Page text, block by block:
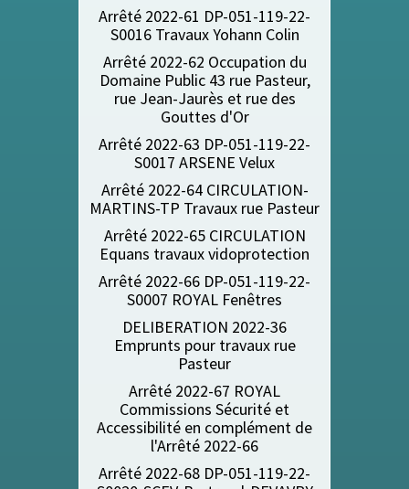
Arrêté 2022-61 DP-051-119-22-
S0016 Travaux Yohann Colin
Arrêté 2022-62 Occupation du
Domaine Public 43 rue Pasteur,
rue Jean-Jaurès et rue des
Gouttes d'Or
Arrêté 2022-63 DP-051-119-22-
S0017 ARSENE Velux
Arrêté 2022-64 CIRCULATION-
MARTINS-TP Travaux rue Pasteur
Arrêté 2022-65 CIRCULATION
Equans travaux vidoprotection
Arrêté 2022-66 DP-051-119-22-
S0007 ROYAL Fenêtres
DELIBERATION 2022-36
Emprunts pour travaux rue
Pasteur
Arrêté 2022-67 ROYAL
Commissions Sécurité et
Accessibilité en complément de
l'Arrêté 2022-66
Arrêté 2022-68 DP-051-119-22-